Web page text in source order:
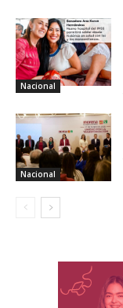
Nacional
Nacional